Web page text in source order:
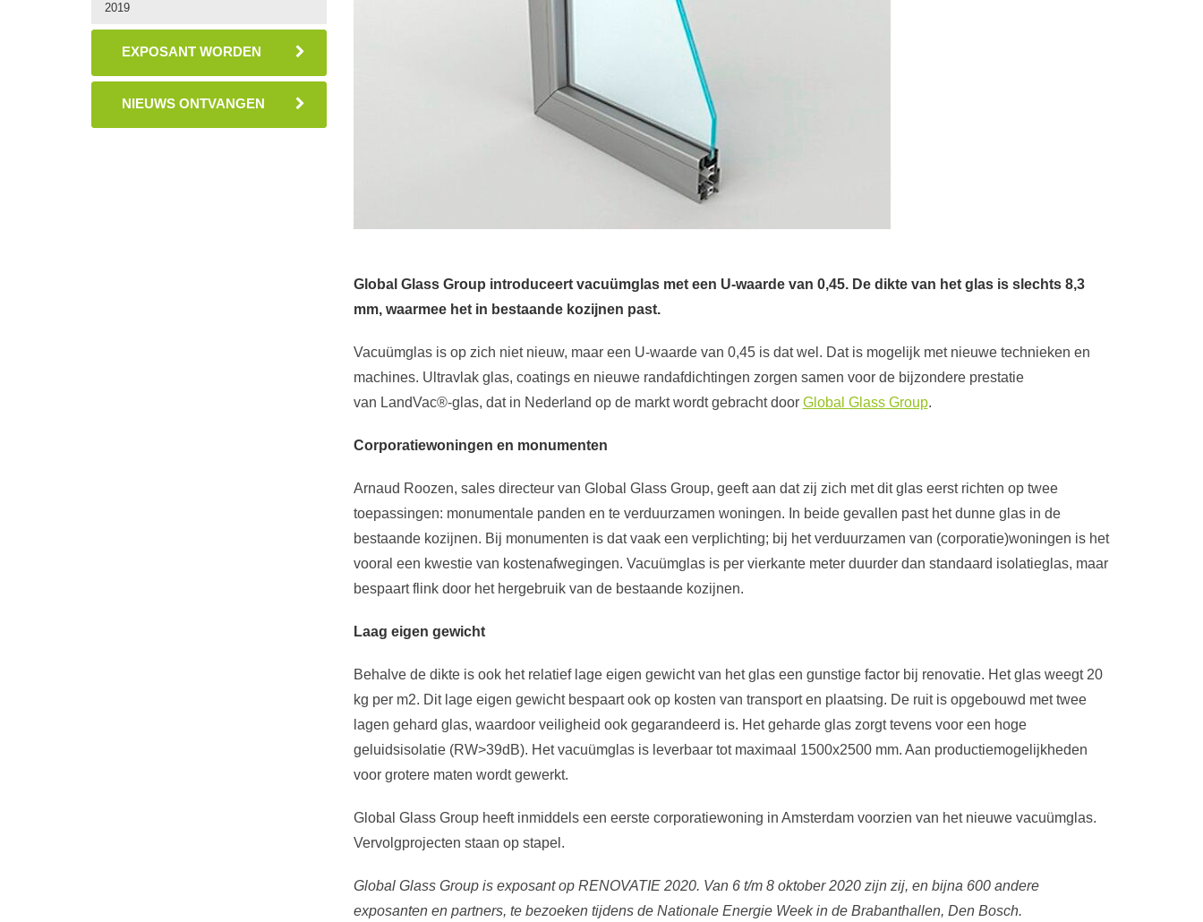
2019
EXPOSANT WORDEN
NIEUWS ONTVANGEN
Global GlassGroup introduceert vacuümglas met een U-waarde van 0,45. De dikte van het glas is slechts 8,3
mm, waarmee het in bestaande kozijnen past.
Vacuümglas is op zich niet nieuw, maar een U-waarde van 0,45 is dat wel. Dat is mogelijk met nieuwe technieken en
machines. Ultravlak glas, coatings en nieuwe randafdichtingen zorgen samen voor de bijzondere prestatie
van LandVac®-glas, dat in Nederland op de markt wordt gebracht door Global GlassGroup.
Corporatiewoningen en monumenten
Arnaud Roozen, sales directeur van Global GlassGroup, geeft aan dat zij zich met dit glas eerst richten op twee
toepassingen: monumentale panden en te verduurzamen woningen. In beide gevallen past het dunne glas in de
bestaande kozijnen. Bij monumenten is dat vaak een verplichting; bij het verduurzamen van (corporatie)woningen is het
vooral een kwestie van kostenafwegingen. Vacuümglas is per vierkante meter duurder dan standaard isolatieglas, maar
bespaart flink door het hergebruik van de bestaande kozijnen.
Laag eigen gewicht
Behalve de dikte is ook het relatief lage eigen gewicht van het glas een gunstige factor bij renovatie. Het glas weegt 20
kg per m2. Dit lage eigen gewicht bespaart ook op kosten van transport en plaatsing. De ruit is opgebouwd met twee
lagen gehard glas, waardoor veiligheid ook gegarandeerd is. Het geharde glas zorgt tevens voor een hoge
geluidsisolatie (RW>39dB). Het vacuümglas is leverbaar tot maximaal 1500x2500 mm. Aan productiemogelijkheden
voor grotere maten wordt gewerkt.
Global GlassGroup heeft inmiddels een eerste corporatiewoning in Amsterdam voorzien van het nieuwe vacuümglas.
Vervolgprojecten staan op stapel.
Global Glass Group is exposant op RENOVATIE 2020. Van 6 t/m 8 oktober 2020 zijn zij, en bijna 600 andere
exposanten en partners, te bezoeken tijdens de Nationale Energie Week in de Brabanthallen, Den Bosch.